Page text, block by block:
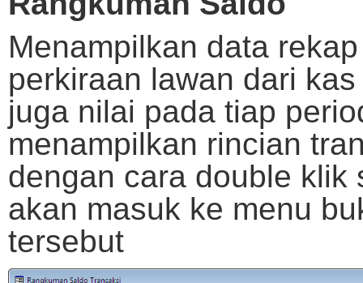
Menampilkan data
perkiraan lawan dari
juga nilai pada tiap
menampilkan rincian
dengan cara double klik
akan masuk ke menu
tersebut